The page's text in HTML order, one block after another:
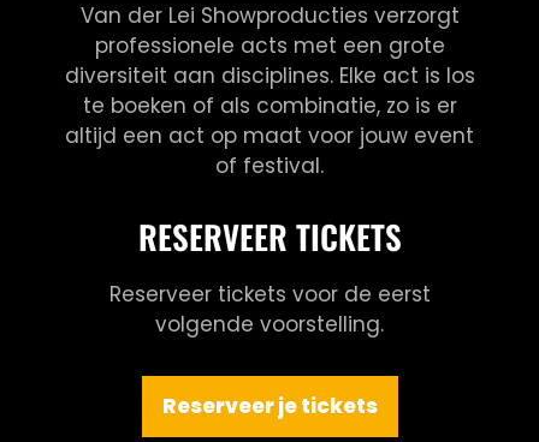
Van der Lei Showproducties verzorgt
professionele acts met een grote
diversiteit aan disciplines. Elke act is los
te boeken of als combinatie, zo is er
altijd een act op maat voor jouw event
of festival.
RESERVEER TICKETS
Reserveer tickets voor de eerst
volgende voorstelling.
Reserveer je tickets